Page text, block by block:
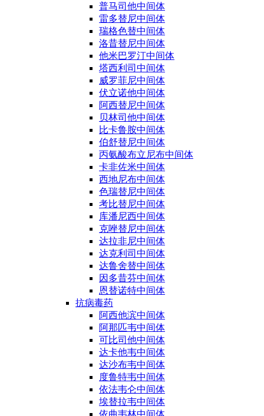
普马司他中间体
雷多替尼中间体
瑞格色替中间体
洛昔替尼中间体
他米巴罗汀中间体
塔西利司中间体
威罗菲尼中间体
伏立诺他中间体
阿西替尼中间体
贝林司他中间体
比卡鲁胺中间体
伯舒替尼中间体
丙氨酸布立尼布中间体
卡非佐米中间体
西地尼布中间体
色瑞替尼中间体
考比替尼中间体
库潘尼西中间体
克唑替尼中间体
达拉非尼中间体
达克利司中间体
达鲁舍替中间体
因多昔芬中间体
恩替诺特中间体
抗病毒药
阿西他滨中间体
阿那匹韦中间体
可比司他中间体
达卡他韦中间体
达沙布韦中间体
度鲁特韦中间体
依法韦仑中间体
埃替拉韦中间体